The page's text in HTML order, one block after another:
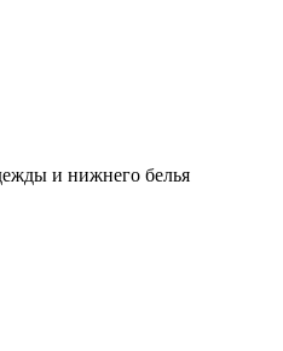
и нижнего белья